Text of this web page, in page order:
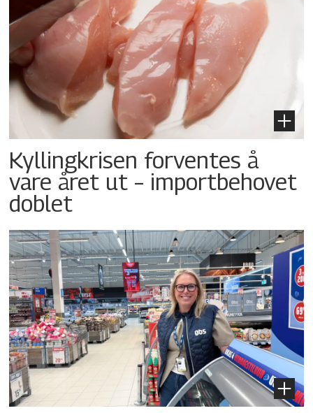
Kyllingkrisen forventes å
vare året ut – importbehovet
doblet